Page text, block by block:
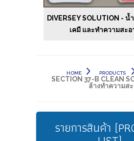
DIVERSEY SOLUTION -
เคมี และทำความสะ
HOME PRODUCTS
SECTION 37-B CLEAN
ล้างทำความส
รายการสินค้า